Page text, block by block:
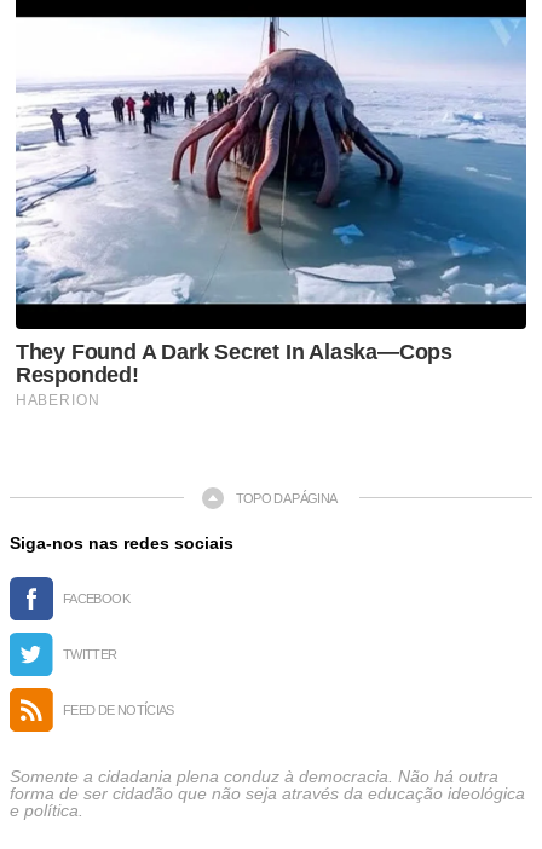
TOPO DA PÁGINA
Siga-nos nas redes sociais
FACEBOOK
TWITTER
FEED DE NOTÍCIAS
Somente a cidadania plena conduz à democracia. Não há outra
forma de ser cidadão que não seja através da educação ideológica
e política.